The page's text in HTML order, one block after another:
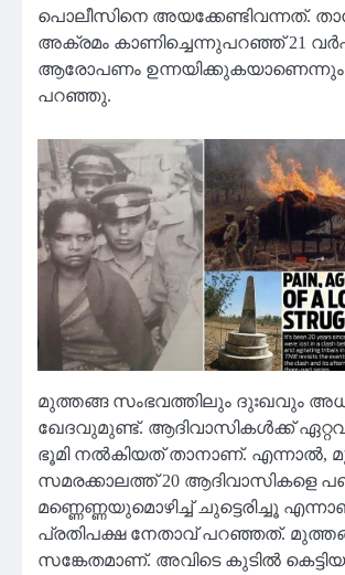
പൊലീസിനെ അയക്കേണ്ടിവന്നത്.
അക്രമം കാണിച്ചെന്നുപറഞ്ഞ് 21
ആരോപണം
പറഞ്ഞു.
മുത്തങ്ങ സംഭവത്തിലും ദുഃഖവും
ഖേദവുമുണ്ട്. ആദിവാസികൾക്ക്
ഭൂമി നൽകിയത് താനാണ്. എന്നാൽ,
സമരക്കാലത്ത് 20 ആദിവാസികളെ
മണ്ണെണ്ണയുമൊഴിച്ച് ചുട്ടെരിച്ചൂ
പ്രതിപക്ഷ നേതാവ് പറഞ്ഞത്.
സങ്കേതമാണ്. അവിടെ കുടിൽ